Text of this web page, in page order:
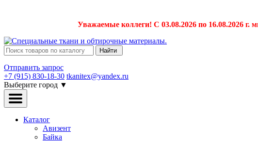
Уважаемые коллеги! С 03.08.2026 по 16.08.2026 г.
Найти
Отправить запрос
+7 (915) 830-18-30 tkanitex@yandex.ru
Выберите город ▼
Каталог
Авизент
Байка